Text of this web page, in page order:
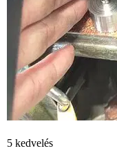
5 kedvelés